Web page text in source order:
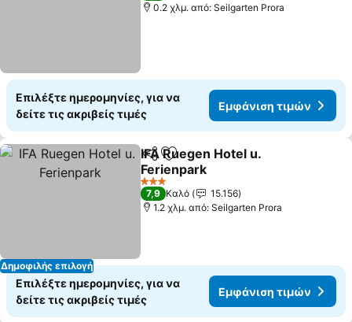
0.2 χλμ. από: Seilgarten Prora
Επιλέξτε ημερομηνίες, για να
δείτε τις ακριβείς τιμές
Εμφάνιση τιμών
Δημοφιλής επιλογή
Κοινοποίηση
Προσθήκη στα αγαπημένα
IFA Ruegen Hotel u.
Ferienpark
3 Αστέρια
7,9 Καλό
15.156
1.2 χλμ. από: Seilgarten Prora
Επιλέξτε ημερομηνίες, για να
δείτε τις ακριβείς τιμές
Εμφάνιση τιμών